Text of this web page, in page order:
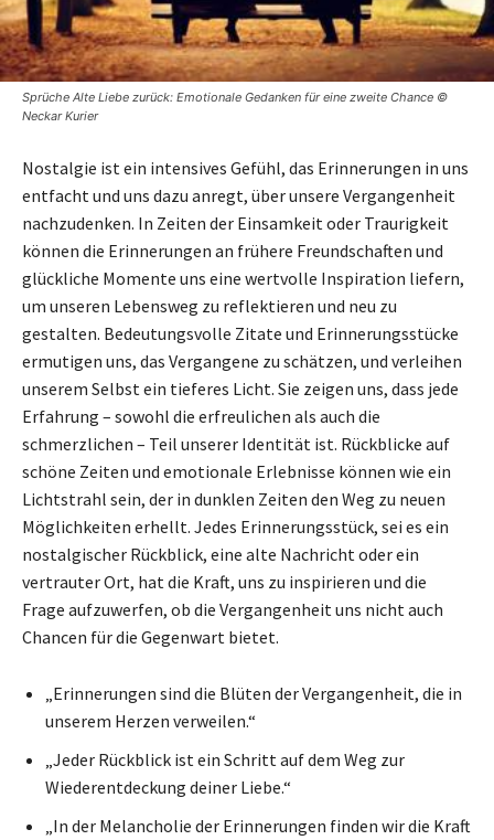
Sprüche Alte Liebe zurück: Emotionale Gedanken für eine zweite Chance ©
Neckar Kurier
Nostalgie ist ein intensives Gefühl, das Erinnerungen in uns
entfacht und uns dazu anregt, über unsere Vergangenheit
nachzudenken. In Zeiten der Einsamkeit oder Traurigkeit
können die Erinnerungen an frühere Freundschaften und
glückliche Momente uns eine wertvolle Inspiration liefern,
um unseren Lebensweg zu reflektieren und neu zu
gestalten. Bedeutungsvolle Zitate und Erinnerungsstücke
ermutigen uns, das Vergangene zu schätzen, und verleihen
unserem Selbst ein tieferes Licht. Sie zeigen uns, dass jede
Erfahrung – sowohl die erfreulichen als auch die
schmerzlichen – Teil unserer Identität ist. Rückblicke auf
schöne Zeiten und emotionale Erlebnisse können wie ein
Lichtstrahl sein, der in dunklen Zeiten den Weg zu neuen
Möglichkeiten erhellt. Jedes Erinnerungsstück, sei es ein
nostalgischer Rückblick, eine alte Nachricht oder ein
vertrauter Ort, hat die Kraft, uns zu inspirieren und die
Frage aufzuwerfen, ob die Vergangenheit uns nicht auch
Chancen für die Gegenwart bietet.
„Erinnerungen sind die Blüten der Vergangenheit, die in
unserem Herzen verweilen.“
„Jeder Rückblick ist ein Schritt auf dem Weg zur
Wiederentdeckung deiner Liebe.“
„In der Melancholie der Erinnerungen finden wir die Kraft